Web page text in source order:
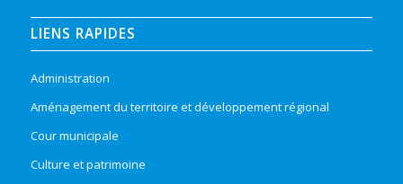
LIENS RAPIDES
Administration
Aménagement du territoire et développement régional
Cour municipale
Culture et patrimoine